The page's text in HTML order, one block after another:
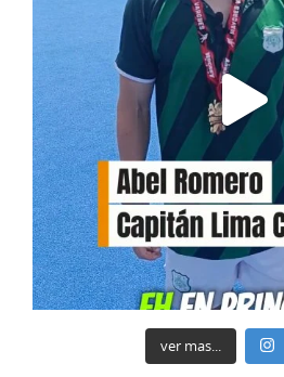
ver mas...